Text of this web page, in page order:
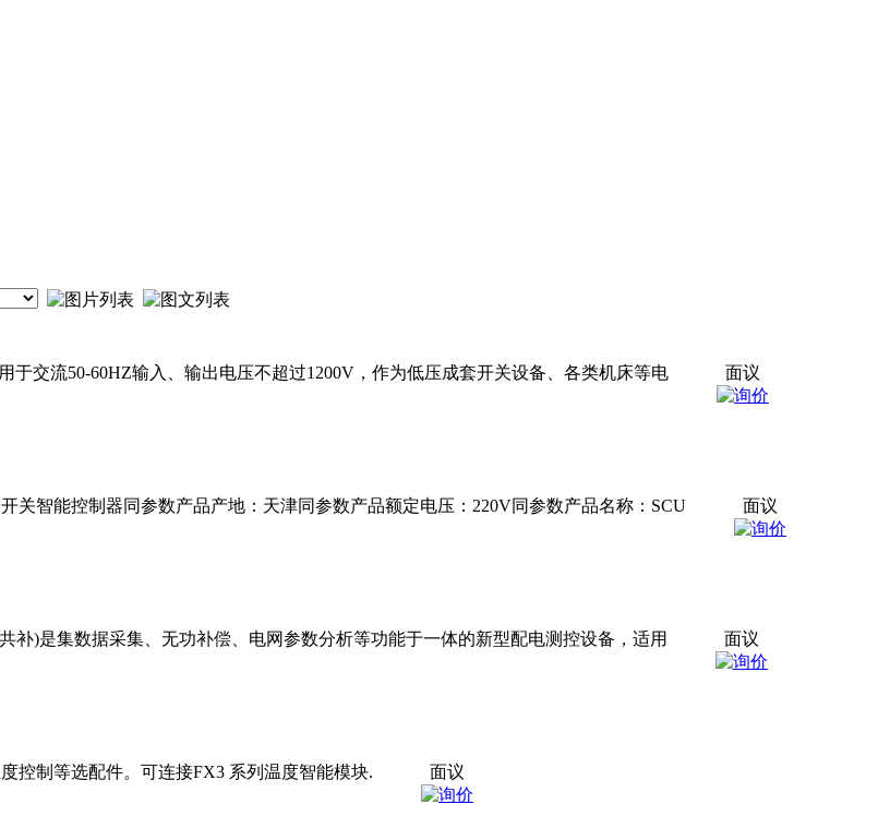
于交流50-60HZ输入、输出电压不超过1200V，作为低压成套开关设备、各类机床等电
面议
关智能控制器同参数产品产地：天津同参数产品额定电压：220V同参数产品名称：SCU
面议
补)是集数据采集、无功补偿、电网参数分析等功能于一体的新型配电测控设备，适用
面议
控制等选配件。可连接FX3 系列温度智能模块.
面议